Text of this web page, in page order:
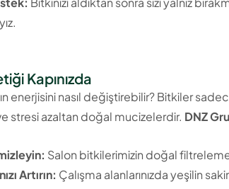
Kapınızda
enerjisini nasıl değiştirebilir? Bitkiler
stresi azaltan doğal mucizelerdir. DNZ
Salon bitkilerimizin doğal
Artırın: Çalışma alanlarınızda yeşilin